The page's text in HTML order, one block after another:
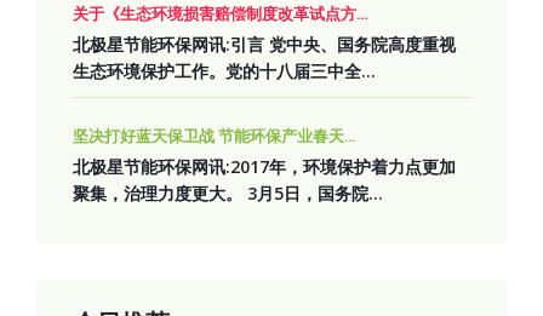
关于《生态环境损害赔偿制度改革试点方...
北极星节能环保网讯:引言 党中央、国务院高度重视
生态环境保护工作。党的十八届三中全...
坚决打好蓝天保卫战 节能环保产业春天...
北极星节能环保网讯:2017年，环境保护着力点更加
聚集，治理力度更大。 3月5日，国务院...